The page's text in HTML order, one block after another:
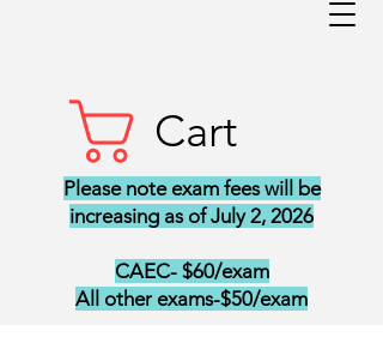
Cart
Please note exam fees will be
increasing as of July 2, 2026
CAEC- $60/exam
All other exams-$50/exam